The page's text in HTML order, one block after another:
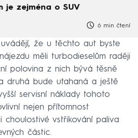
je zejména o SUV
6 min čtení
že u těchto aut byste
měli turbodieselům raději
polovina z nich bývá těsně
druhá bude utahaná a ještě
servisní náklady tohoto
nejen přítomnost
choulostivé vstřikování paliva
částic.